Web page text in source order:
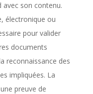
son contenu.
électronique ou
pour valider
documents
reconnaissance des
impliquées. La
preuve de